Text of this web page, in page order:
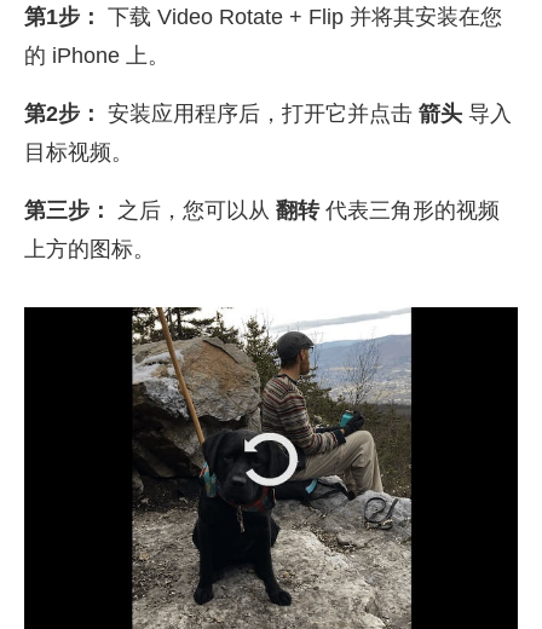
第1步： 下载 Video Rotate + Flip 并将其安装在您
的 iPhone 上。
第2步： 安装应用程序后，打开它并点击 箭头 导入
目标视频。
第三步： 之后，您可以从 翻转代表三角形的视频
上方的图标。